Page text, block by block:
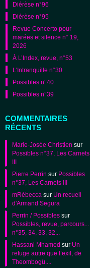
Diérèse n°96
Diérèse n°95
Revue Concerto pour
marées et silence n° 19,
2026
À L’Index, revue, n°53
L'Intranquille n°30
Possibles n°40
Possibles n°39
COMMENTAIRES
RÉCENTS
Marie-Josée Christien sur
Possibles n°37, Les Carnets
III
Pierre Perrin sur Possibles
n°37, Les Carnets III
mRébecca sur Un recueil
d'Armand Segura
Perrin / Possibles sur
Possibles, revue, parcours...
n°35, 34, 33, 32...
Hassani Mhamed sur Un
refuge autre que l’exil, de
Theombogü....